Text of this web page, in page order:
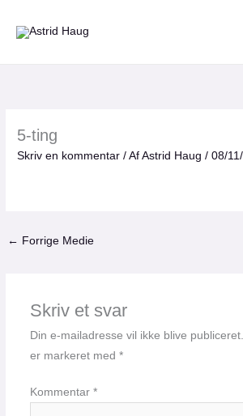
5-ting
Skriv en kommentar / AfAstrid Haug/08/
← Forrige Medie
Skriv et svar
Din e-mailadresse vil ikke blive publiceret.
er markeret med *
Kommentar *